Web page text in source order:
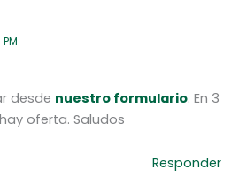
desde nuestro formulario. En 3
oferta. Saludos
Responder